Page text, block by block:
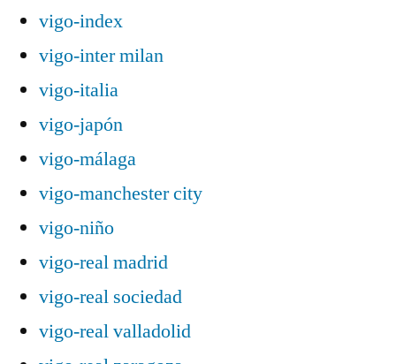
vigo-index
vigo-inter milan
vigo-italia
vigo-japón
vigo-málaga
vigo-manchester city
vigo-niño
vigo-real madrid
vigo-real sociedad
vigo-real valladolid